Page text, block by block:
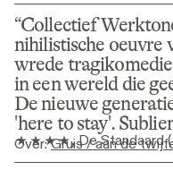
Collectief
nihilistische oeuvre
wrede
in een wereld die
De nieuwe
'here to stay'.
, De Standaard
Over: Gruis / aan de